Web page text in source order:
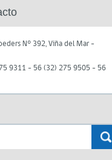
N° 392, Viña del Mar -
9311 - 56 (32) 275 9505 - 56